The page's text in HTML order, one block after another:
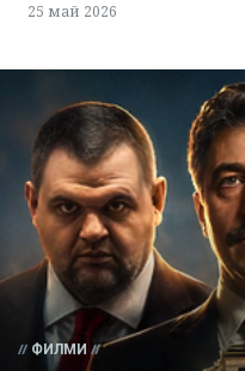
25 май 2026
ФИЛМИ